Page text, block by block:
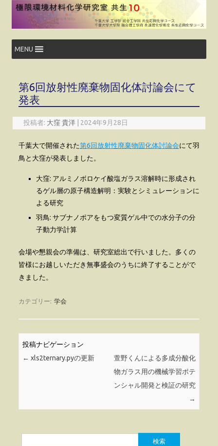
コ
ン
ツ
キ
ッ
MENU
第6回放射性廃棄物固化体討論会にて
発表
投稿者: 大窪 貴洋 2024年9月28日
千葉大で開催された第6回放射性廃棄物固化体討論会にて羽
鳥と大窪が発表しました。
大窪: アルミノボロケイ酸塩ガラス溶解時に形成され
るゲル層の原子構造解明：実験とシミュレーションに
よる研究
羽鳥: サブナノポアをもつ変質ゲル中での水分子の分
子動力学計算
会場や懇親会の準備は、研究室総出で行いました。多くの
皆様にお越しいただき無事盛会のうちに終了することがで
きました。
カテゴリー: 学会
投稿ナビゲーション
← xls2ternary.pyの更新
萱野くんによる多成分酸化
物ガラス用の機械学習ポテ
ンシャル開発と検証の研究
→